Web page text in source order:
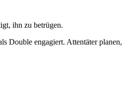
ihn zu betrügen.
Double engagiert. Attentäter planen,